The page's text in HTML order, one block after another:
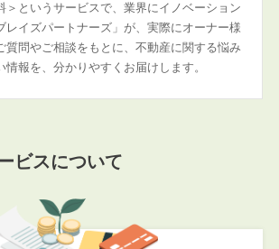
＞というサービスで、業界にイノベーション
レイズパートナーズ」が、実際にオーナー様
質問やご相談をもとに、不動産に関する悩み
情報を、分かりやすくお届けします。
ビスについて